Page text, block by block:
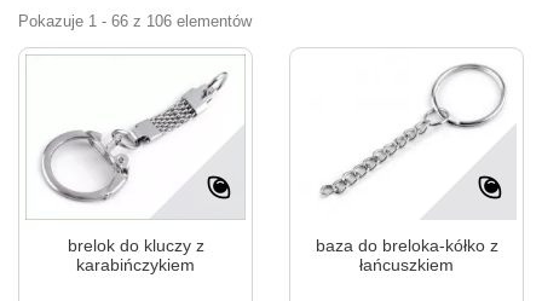
Pokazuje 1 - 66 z 106 elementów
brelok do kluczy z
karabińczykiem
baza do breloka-kółko z
łańcuszkiem